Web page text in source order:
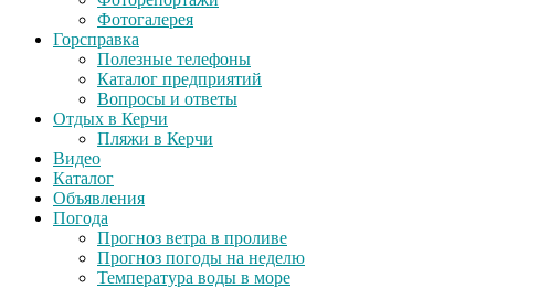
Фотогалерея
Горсправка
Полезные телефоны
Каталог предприятий
Вопросы и ответы
Отдых в Керчи
Пляжи в Керчи
Видео
Каталог
Объявления
Погода
Прогноз ветра в проливе
Прогноз погоды на неделю
Температура воды в море